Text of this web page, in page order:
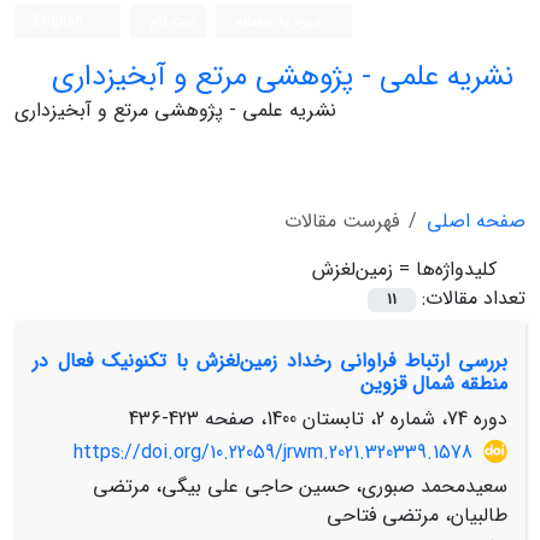
نشریه علمی - پژوهشی مرتع و آبخیزداری
نشریه علمی - پژوهشی مرتع و آبخیزداری
صفحه اصلی
فهرست مقالات
کلیدواژه‌ها = زمین‌لغزش
تعداد مقالات:
11
بررسی ارتباط فراوانی رخداد زمین‌لغزش با تکنونیک فعال در
منطقه شمال قزوین
دوره 74، شماره 2، تابستان 1400، صفحه
423-436
https://doi.org/10.22059/jrwm.2021.320339.1578
سعیدمحمد صبوری، حسین حاجی علی بیگی، مرتضی
طالبیان، مرتضی فتاحی